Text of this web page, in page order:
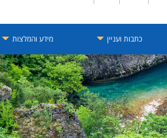
כתבות ועניין מידע והמלצות